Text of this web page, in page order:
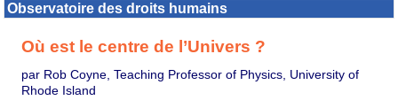
Observatoire des droits humains
Où est le centre de l’Univers ?
par Rob Coyne, Teaching Professor of Physics, University of
Rhode Island